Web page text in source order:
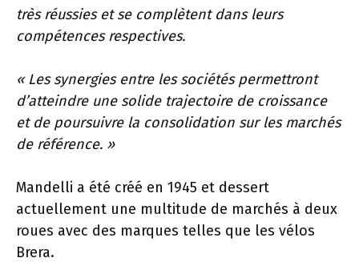
très réussies et se complètent dans leurs
compétences respectives.
« Les synergies entre les sociétés permettront
d’atteindre une solide trajectoire de croissance
et de poursuivre la consolidation sur les marchés
de référence. »
Mandelli a été créé en 1945 et dessert
actuellement une multitude de marchés à deux
roues avec des marques telles que les vélos
Brera.